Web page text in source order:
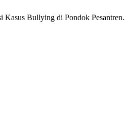
Kasus Bullying di Pondok Pesantren.